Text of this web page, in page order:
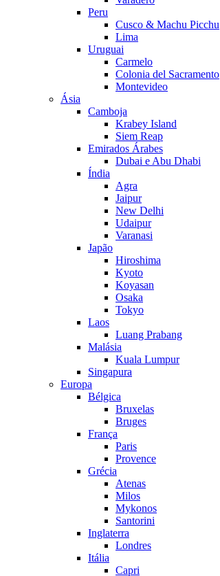
Peru
Cusco & Machu Picchu
Lima
Uruguai
Carmelo
Colonia del Sacramento
Montevideo
Ásia
Camboja
Krabey Island
Siem Reap
Emirados Árabes
Dubai e Abu Dhabi
Índia
Agra
Jaipur
New Delhi
Udaipur
Varanasi
Japão
Hiroshima
Kyoto
Koyasan
Osaka
Tokyo
Laos
Luang Prabang
Malásia
Kuala Lumpur
Singapura
Europa
Bélgica
Bruxelas
Bruges
França
Paris
Provence
Grécia
Atenas
Milos
Mykonos
Santorini
Inglaterra
Londres
Itália
Capri